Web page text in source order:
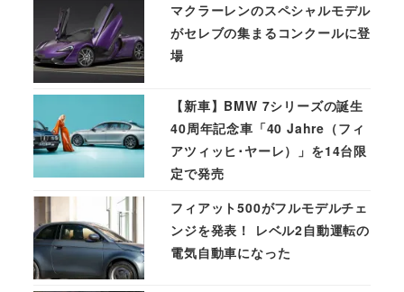
マクラーレンのスペシャルモデル
がセレブの集まるコンクールに登
場
【新車】BMW 7シリーズの誕生
40周年記念車「40 Jahre（フィ
アツィッヒ･ヤーレ）」を14台限
定で発売
フィアット500がフルモデルチェ
ンジを発表！ レベル2自動運転の
電気自動車になった